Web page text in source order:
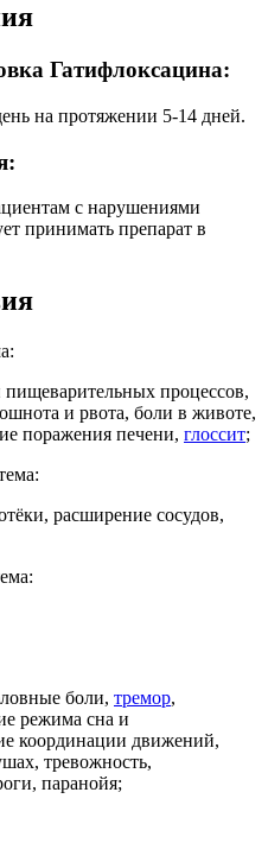
Гатифлоксацина:
на протяжении 5-14 дней.
с нарушениями
принимать препарат в
пищеварительных процессов,
и рвота, боли в животе,
поражения печени, глоссит;
расширение сосудов,
боли, тремор,
режима сна и
координации движений,
тревожность,
паранойя;